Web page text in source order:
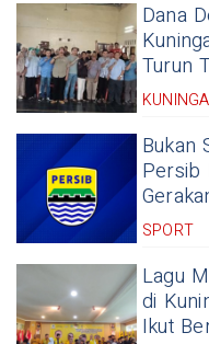
Dana
Turun
Bukan
Persib
SPORT
Lagu
di
Ikut